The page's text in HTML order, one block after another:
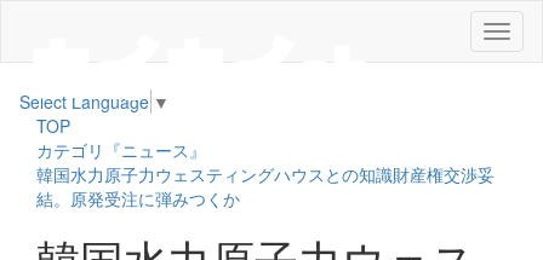
メ
ニ
Select Language ▼
TOP
カテゴリ『ニュース』
韓国水力原子力ウェスティングハウスとの知識財産権交渉妥
結。原発受注に弾みつくか